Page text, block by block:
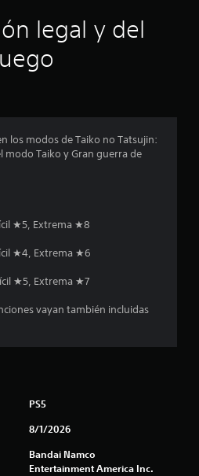
a
n
legal y del
los modos de Taiko no Tatsujin:
modo Taiko y Gran guerra de
★5, Extrema ★8
★4, Extrema ★6
★5, Extrema ★7
vayan también incluidas
PS5
8/1/2026
Bandai Namco
Entertainment America Inc.